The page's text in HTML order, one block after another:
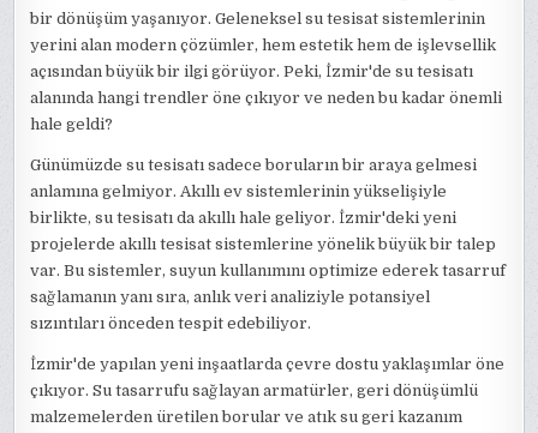
bir dönüşüm yaşanıyor. Geleneksel su tesisat sistemlerinin
yerini alan modern çözümler, hem estetik hem de işlevsellik
açısından büyük bir ilgi görüyor. Peki, İzmir'de su tesisatı
alanında hangi trendler öne çıkıyor ve neden bu kadar önemli
hale geldi?
Günümüzde su tesisatı sadece boruların bir araya gelmesi
anlamına gelmiyor. Akıllı ev sistemlerinin yükselişiyle
birlikte, su tesisatı da akıllı hale geliyor. İzmir'deki yeni
projelerde akıllı tesisat sistemlerine yönelik büyük bir talep
var. Bu sistemler, suyun kullanımını optimize ederek tasarruf
sağlamanın yanı sıra, anlık veri analiziyle potansiyel
sızıntıları önceden tespit edebiliyor.
İzmir'de yapılan yeni inşaatlarda çevre dostu yaklaşımlar öne
çıkıyor. Su tasarrufu sağlayan armatürler, geri dönüşümlü
malzemelerden üretilen borular ve atık su geri kazanım